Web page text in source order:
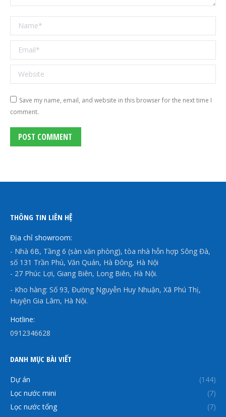
Name *
Email *
Website
Save my name, email, and website in this browser for the next time I
comment.
POST COMMENT
THÔNG TIN LIÊN HỆ
Địa chỉ showroom:
- Nhà 6B, Tầng 6 (sàn văn phòng), tòa nhà hỗn hợp Sông Đà,
số 131 Trần Phú, Văn Quán, Hà Đông, Hà Nội
- 27 Phúc Lợi, Giang Biên, Long Biên, Hà Nội.
- Kho hàng: Số 93, Đường Nguyễn Huy Nhuận, Xã Phú Thị,
Huyện Gia Lâm, Hà Nội.
Hotline:
0912346628
DANH MỤC BÀI VIẾT
Dự án
(144)
Lọc nước mini
(7)
Lọc nước tổng
(7)